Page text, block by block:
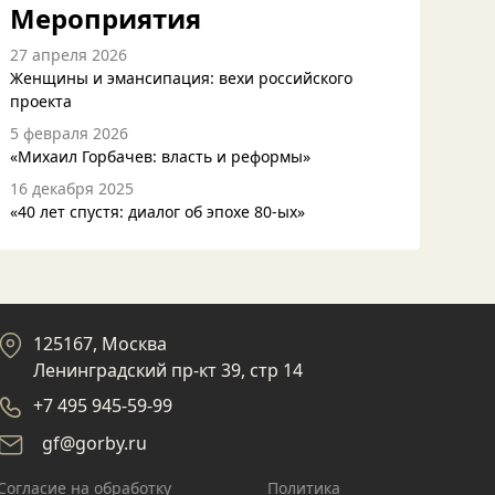
Мероприятия
27 апреля 2026
Женщины и эмансипация: вехи российского
проекта
5 февраля 2026
«Михаил Горбачев: власть и реформы»
16 декабря 2025
«40 лет спустя: диалог об эпохе 80-ых»
125167, Москва
Ленинградский пр-кт 39, стр 14
+7 495 945-59-99
gf@gorby.ru
на обработку Политика